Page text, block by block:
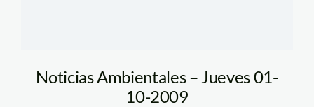
Noticias Ambientales – Jueves 01-
10-2009